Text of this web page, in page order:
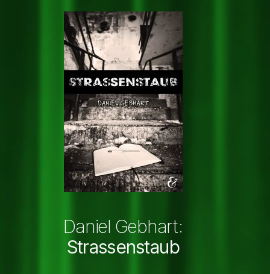
Daniel Gebhart:
Strassenstaub